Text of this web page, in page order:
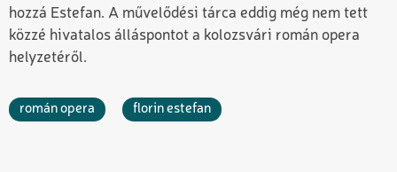
hozzá Estefan. A művelődési tárca eddig még nem tett
közzé hivatalos álláspontot a kolozsvári román opera
helyzetéről.
román opera florin estefan